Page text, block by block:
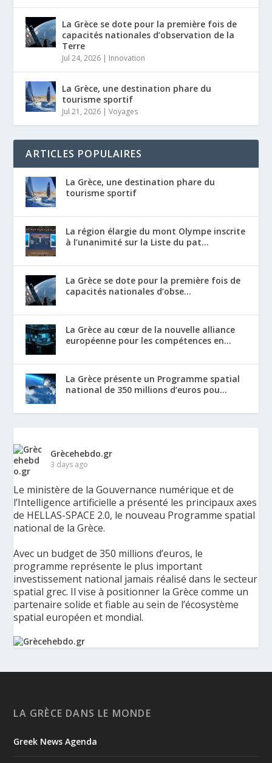
La Grèce se dote pour la première fois de
capacités nationales d’observation de la
Terre
Jul 24, 2026 | Innovation
La Grèce, une destination phare du
tourisme sportif
Jul 21, 2026 |Voyages
ARTICLES POPULAIRES
La Grèce, une destination phare du
tourisme sportif
La région élargie du mont Olympe inscrite
à l’unanimité sur la Liste du pat...
La Grèce se dote pour la première fois de
capacités nationales d’obse...
La Grèce au cœur de la nouvelle alliance
européenne pour les compétences en...
La Grèce présente un Programme spatial
national de 350 millions d’euros pou...
Grècehebdo.gr
3 days ago
Le ministère de la Gouvernance numérique et de
l’Intelligence artificielle a présenté les principaux axes
de HELLAS-SPACE 2.0, le nouveau Programme spatial
national de la Grèce.
Avec un budget de 350 millions d’euros, le
programme représente le plus important
investissement national jamais réalisé dans le secteur
spatial grec. Il vise à positionner la Grèce comme un
partenaire solide et fiable au sein de l’écosystème
spatial européen et mondial.
350 millions d’euros pour renforcer la sécurité,
l’Intelligence artificielle a présenté les principaux axes de
la Grèce, une initiative de 350 millions d’euros destinée à
LA GRÈCE DANS LE MONDE
Greek News Agenda